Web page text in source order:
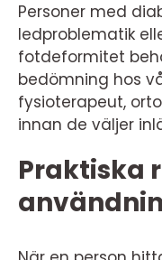
Personer med
ledproblematik
fotdeformitet
bedömning hos
fysioterapeut,
innan de väljer
Praktiska